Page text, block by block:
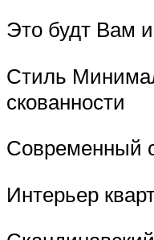
Это будт Вам
Стиль
скованности
Современный
Интерьер